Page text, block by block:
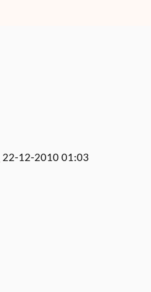
22-12-2010 01:03